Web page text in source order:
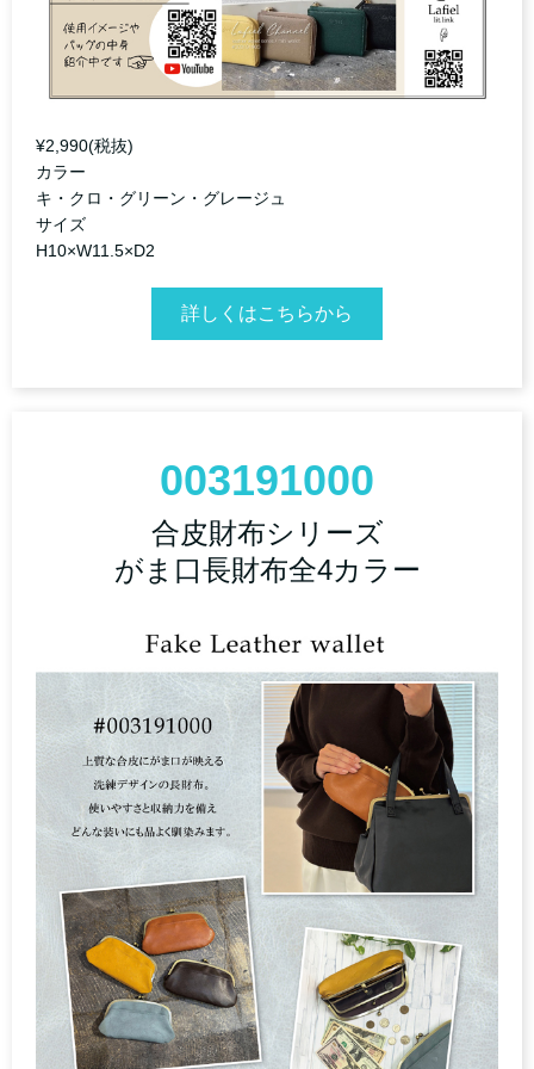
¥2,990(税抜)
カラー
キ・クロ・グリーン・グレージュ
サイズ
H10×W11.5×D2
詳しくはこちらから
003191000
合皮財布シリーズ
がま口長財布全4カラー